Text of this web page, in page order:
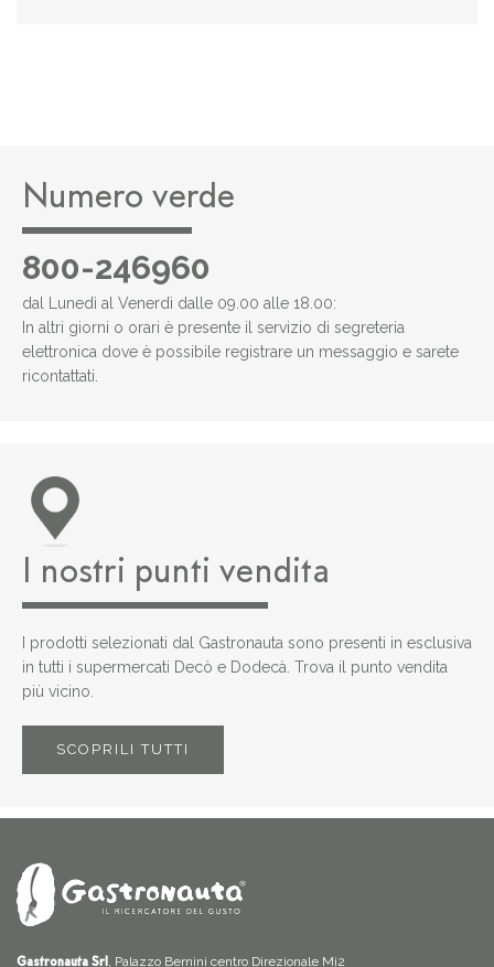
Numero verde
800-246960
dal Lunedì al Venerdì dalle 09.00 alle 18.00:
In altri giorni o orari è presente il servizio di segreteria
elettronica dove è possibile registrare un messaggio e sarete
ricontattati.
I nostri punti vendita
I prodotti selezionati dal Gastronauta sono presenti in esclusiva
in tutti i supermercati Decò e Dodecà. Trova il punto vendita
più vicino.
SCOPRILI TUTTI
Gastronauta Srl, Palazzo Bernini centro Direzionale Mi2